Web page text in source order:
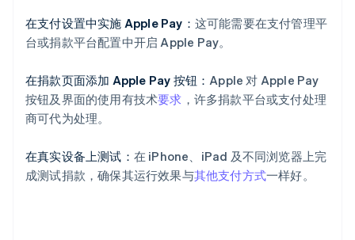
在支付设置中实施 Apple Pay： 这可能需要在支付管理平
台或捐款平台配置中开启 Apple Pay。
在捐款页面添加 Apple Pay 按钮：Apple 对 Apple Pay
按钮及界面的使用有技术要求 ，许多捐款平台或支付处理
商可代为处理。
在真实设备上测试： 在 iPhone、iPad 及不同浏览器上完
成测试捐款，确保其运行效果与其他支付方式一样好。